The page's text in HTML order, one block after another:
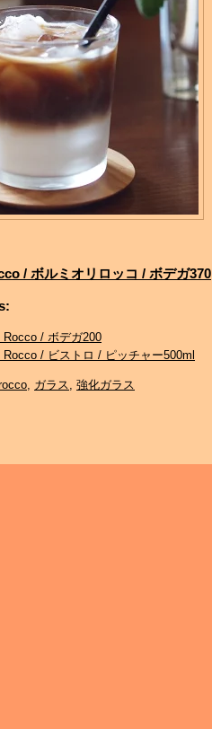
/ ボルミオリロッコ / ボデガ370
Rocco / ボデガ200
Rocco / ビストロ / ピッチャー500ml
ガラス 強化ガラス